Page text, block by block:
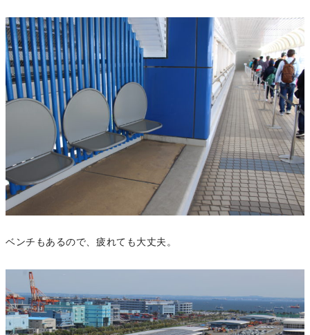
ベンチもあるので、疲れても大丈夫。